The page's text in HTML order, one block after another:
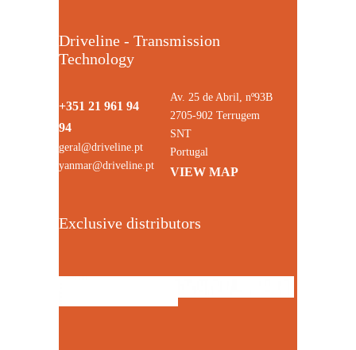
Driveline - Transmission
Technology
+351 21 961 94
94
geral@driveline.pt
yanmar@driveline.pt
Av. 25 de Abril, nº93B
2705-902 Terrugem
SNT
Portugal
VIEW MAP
Exclusive distributors